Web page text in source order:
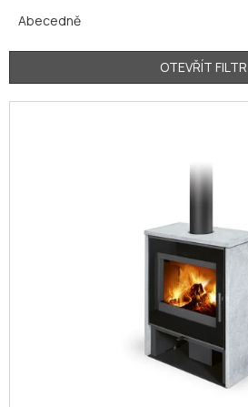
e
n
p
Abecedně
OTEVŘÍT FILTR
V